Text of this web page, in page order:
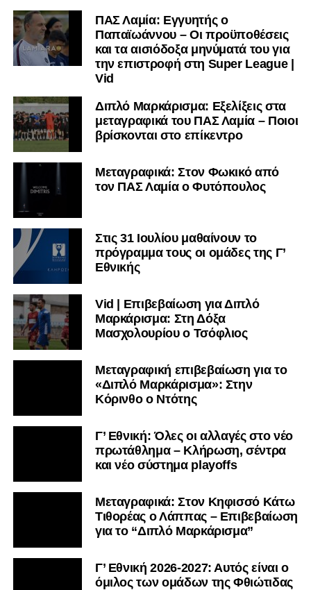
ΠΑΣ Λαμία: Εγγυητής ο
Παπαϊωάννου – Οι προϋποθέσεις
και τα αισιόδοξα μηνύματά του για
την επιστροφή στη Super League |
Vid
Διπλό Μαρκάρισμα: Εξελίξεις στα
μεταγραφικά του ΠΑΣ Λαμία – Ποιοι
βρίσκονται στο επίκεντρο
Μεταγραφικά: Στον Φωκικό από
τον ΠΑΣ Λαμία ο Φυτόπουλος
Στις 31 Ιουλίου μαθαίνουν το
πρόγραμμα τους οι ομάδες της Γ’
Εθνικής
Vid | Επιβεβαίωση για Διπλό
Μαρκάρισμα: Στη Δόξα
Μασχολουρίου ο Τσόφλιος
Μεταγραφική επιβεβαίωση για το
«Διπλό Μαρκάρισμα»: Στην
Κόρινθο ο Ντότης
Γ’ Εθνική: Όλες οι αλλαγές στο νέο
πρωτάθλημα – Κλήρωση, σέντρα
και νέο σύστημα playoffs
Μεταγραφικά: Στον Κηφισσό Κάτω
Τιθορέας ο Λάππας – Επιβεβαίωση
για το “Διπλό Μαρκάρισμα”
Γ’ Εθνική 2026-2027: Αυτός είναι ο
όμιλος των ομάδων της Φθιώτιδας